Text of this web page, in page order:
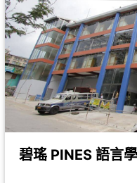
碧瑤 PINES 語言